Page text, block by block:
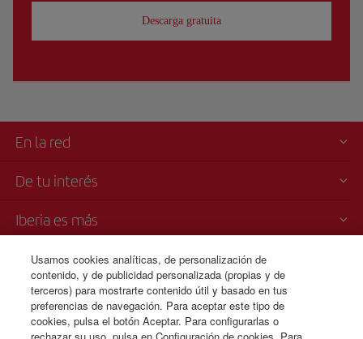
Descarga gratuita
En la red
De tu interés
Iberia es más
Transparencia
Venta telefónica
+213 983 200 128
Usamos cookies analíticas, de personalización de
contenido, y de publicidad personalizada (propias y de
terceros) para mostrarte contenido útil y basado en tus
preferencias de navegación. Para aceptar este tipo de
cookies, pulsa el botón Aceptar. Para configurarlas o